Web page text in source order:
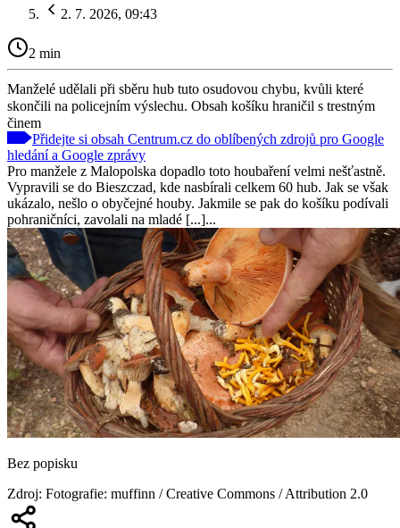
2. 7. 2026, 09:43
2 min
Manželé udělali při sběru hub tuto osudovou chybu, kvůli které
skončili na policejním výslechu. Obsah košíku hraničil s trestným
činem
Přidejte si obsah Centrum.cz do oblíbených zdrojů pro Google
hledání a Google zprávy
Pro manžele z Malopolska dopadlo toto houbaření velmi nešťastně.
Vypravili se do Bieszczad, kde nasbírali celkem 60 hub. Jak se však
ukázalo, nešlo o obyčejné houby. Jakmile se pak do košíku podívali
pohraničníci, zavolali na mladé [...]...
Bez popisku
Zdroj: Fotografie: muffinn / Creative Commons / Attribution 2.0